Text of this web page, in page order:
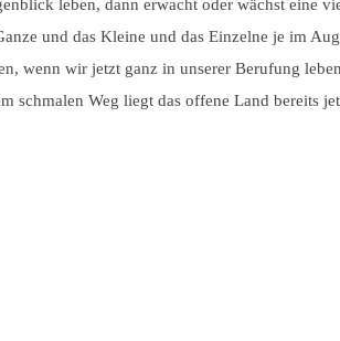
leben, dann erwacht oder wächst eine
und das Kleine und das Einzelne je im
wenn wir jetzt ganz in unserer Berufung
schmalen Weg liegt das offene Land bereits